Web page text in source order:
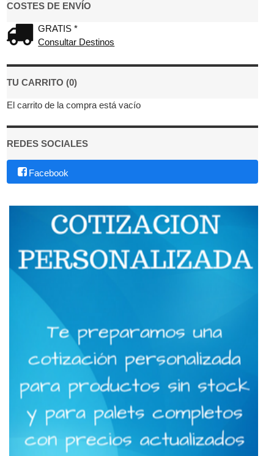
COSTES DE ENVÍO
GRATIS *
Consultar Destinos
TU CARRITO (0)
El carrito de la compra está vacío
REDES SOCIALES
Facebook